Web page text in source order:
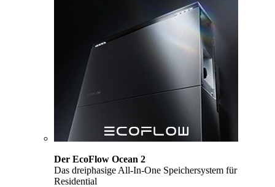
Der EcoFlow Ocean 2
Das dreiphasige All-In-One Speichersystem für
Residential